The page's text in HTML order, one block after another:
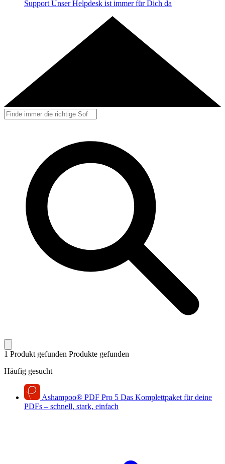
Support Unser Helpdesk ist immer für Dich da
1 Produkt gefunden Produkte gefunden
Häufig gesucht
Ashampoo® PDF Pro 5 Das Komplettpaket für deine
PDFs – schnell, stark, einfach